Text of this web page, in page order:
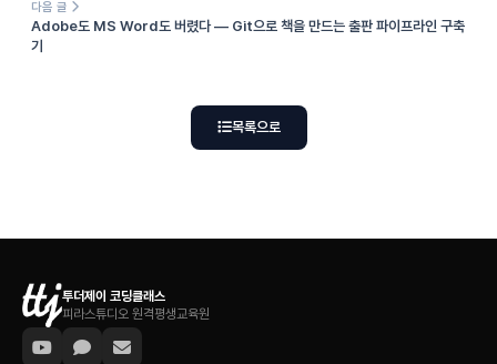
다음 글
Adobe도 MS Word도 버렸다 — Git으로 책을 만드는 출판 파이프라인 구축
기
목록으로
투더제이 코딩클래스
피라스튜디오 원격평생교육원